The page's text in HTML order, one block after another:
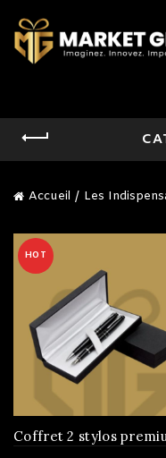
Accueil Les
HOT
Coffret 2 stylos